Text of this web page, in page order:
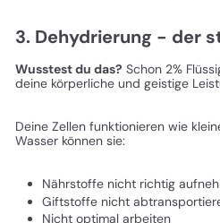
3. Dehydrierung - der
Wusstest du das? Schon 2%
deine körperliche und geistige
Deine Zellen funktionieren wie
Wasser können sie:
Nährstoffe nicht richtig
Giftstoffe nicht
Nicht optimal arbeiten